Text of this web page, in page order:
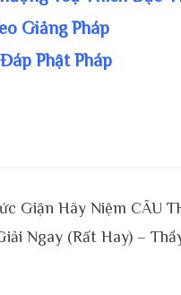
Giảng Pháp
Phật Pháp
Giận Hãy Niệm CÂU
Ngay (Rất Hay) –